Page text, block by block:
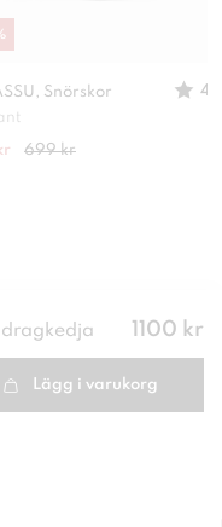
Snörskor
4
699 kr
dragkedja Pris:
1100 kr
Lägg i varukorg